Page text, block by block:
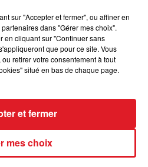
APRÈS LA...
le logement servait
sur "Accepter et fermer", ou affiner en
dans "Gérer mes choix".
en cliquant sur "Continuer sans
que pour ce site. Vous
retirer votre consentement à tout
situé en bas de chaque page.
mes choix
et fermer